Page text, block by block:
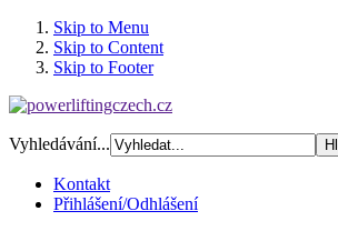
Skip to Menu
Skip to Content
Skip to Footer
Vyhledávání...
Kontakt
Přihlášení/Odhlášení